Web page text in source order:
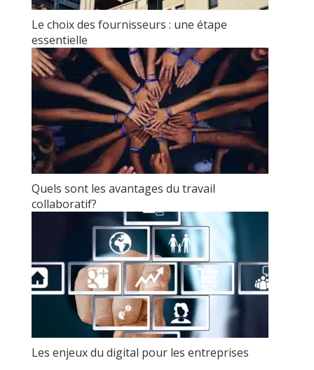
Le choix des fournisseurs : une étape
essentielle
Quels sont les avantages du travail
collaboratif?
Les enjeux du digital pour les entreprises